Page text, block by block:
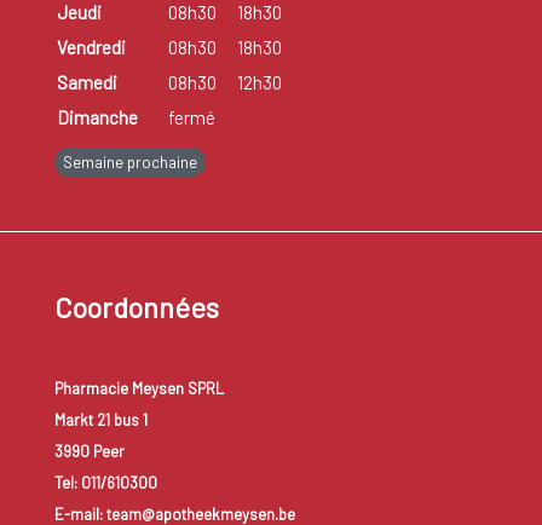
Jeudi
08h30
18h30
Vendredi
08h30
18h30
Samedi
08h30
12h30
Dimanche
fermé
Semaine prochaine
Coordonnées
Pharmacie Meysen SPRL
Markt 21 bus 1
3990 Peer
Tel: 011/610300
E-mail: team@apotheekmeysen.be